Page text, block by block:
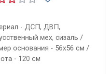
- ДСП, ДВП,
мех, сизаль /
основания - 56х56 см /
- 120 см